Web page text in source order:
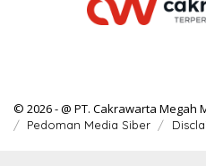
© 2026 - @ PT. Cakrawarta Megah
Pedoman Media Siber